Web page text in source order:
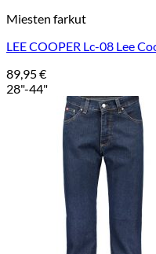
Miesten farkut
LEE COOPER Lc-08 Lee
89,95€
28"-44"